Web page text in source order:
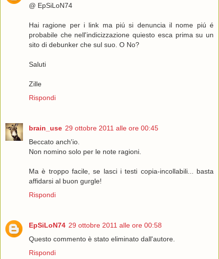
@ EpSiLoN74
Hai ragione per i link ma piú si denuncia il nome piú é
probabile che nell'indicizzazione quiesto esca prima su un
sito di debunker che sul suo. O No?
Saluti
Zille
Rispondi
brain_use 29 ottobre 2011 alle ore 00:45
Beccato anch'io.
Non nomino solo per le note ragioni.
Ma è troppo facile, se lasci i testi copia-incollabili... basta
affidarsi al buon gurgle!
Rispondi
EpSiLoN74 29 ottobre 2011 alle ore 00:58
Questo commento è stato eliminato dall'autore.
Rispondi